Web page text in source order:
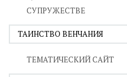
СУПРУЖЕСТВЕ
ТАИНСТВО ВЕНЧАНИЯ
ТЕМАТИЧЕСКИЙ САЙТ